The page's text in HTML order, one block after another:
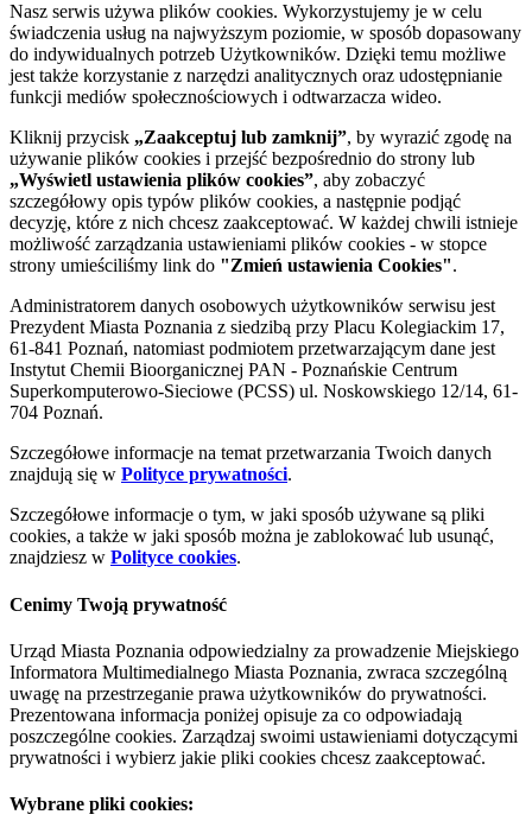
Nasz serwis używa plików cookies. Wykorzystujemy je w celu
świadczenia usług na najwyższym poziomie, w sposób dopasowany
do indywidualnych potrzeb Użytkowników. Dzięki temu możliwe
jest także korzystanie z narzędzi analitycznych oraz udostępnianie
funkcji mediów społecznościowych i odtwarzacza wideo.
Kliknij przycisk „Zaakceptuj lub zamknij”, by wyrazić zgodę na
używanie plików cookies i przejść bezpośrednio do strony lub
„Wyświetl ustawienia plików cookies”, aby zobaczyć
szczegółowy opis typów plików cookies, a następnie podjąć
decyzję, które z nich chcesz zaakceptować. W każdej chwili istnieje
możliwość zarządzania ustawieniami plików cookies - w stopce
strony umieściliśmy link do "Zmień ustawienia Cookies".
Administratorem danych osobowych użytkowników serwisu jest
Prezydent Miasta Poznania z siedzibą przy Placu Kolegiackim 17,
61-841 Poznań, natomiast podmiotem przetwarzającym dane jest
Instytut Chemii Bioorganicznej PAN - Poznańskie Centrum
Superkomputerowo-Sieciowe (PCSS) ul. Noskowskiego 12/14, 61-
704 Poznań.
Szczegółowe informacje na temat przetwarzania Twoich danych
znajdują się w Polityce prywatności.
Szczegółowe informacje o tym, w jaki sposób używane są pliki
cookies, a także w jaki sposób można je zablokować lub usunąć,
znajdziesz w Polityce cookies.
Cenimy Twoją prywatność
Urząd Miasta Poznania odpowiedzialny za prowadzenie Miejskiego
Informatora Multimedialnego Miasta Poznania, zwraca szczególną
uwagę na przestrzeganie prawa użytkowników do prywatności.
Prezentowana informacja poniżej opisuje za co odpowiadają
poszczególne cookies. Zarządzaj swoimi ustawieniami dotyczącymi
prywatności i wybierz jakie pliki cookies chcesz zaakceptować.
Wybrane pliki cookies: